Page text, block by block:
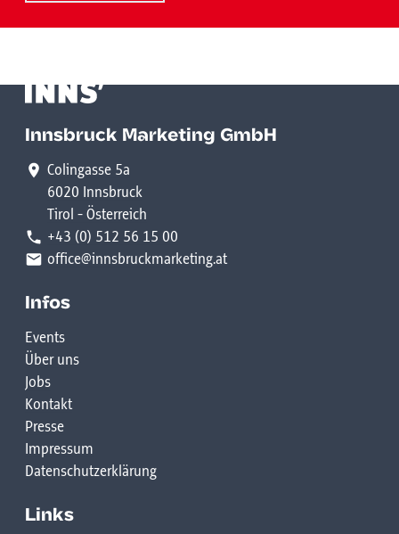
Innsbruck Marketing GmbH
Colingasse 5a
6020 Innsbruck
Tirol - Österreich
+43 (0) 512 56 15 00
office@innsbruckmarketing.at
Infos
Events
Über uns
Jobs
Kontakt
Presse
Impressum
Datenschutzerklärung
Links